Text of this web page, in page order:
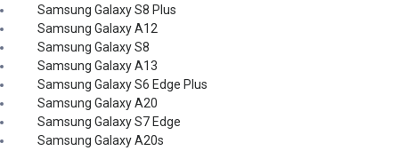
Samsung Galaxy S8 Plus
Samsung Galaxy A12
Samsung Galaxy S8
Samsung Galaxy A13
Samsung Galaxy S6 Edge Plus
Samsung Galaxy A20
Samsung Galaxy S7 Edge
Samsung Galaxy A20s